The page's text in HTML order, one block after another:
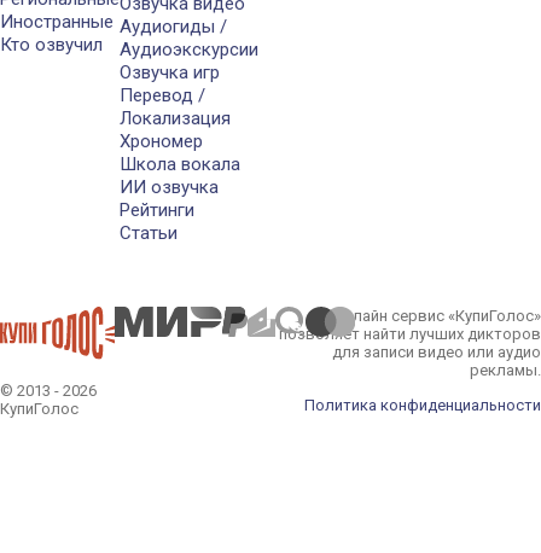
Иностранные
Кто озвучил
Аудиогиды /
Аудиоэкскурсии
Озвучка игр
Перевод /
Локализация
Хрономер
Школа вокала
ИИ озвучка
Рейтинги
Статьи
© 2013 - 2026
КупиГолос
Онлайн сервис «КупиГолос»
позволяет найти лучших дикторов
для записи видео или аудио
рекламы.
Политика конфиденциальности